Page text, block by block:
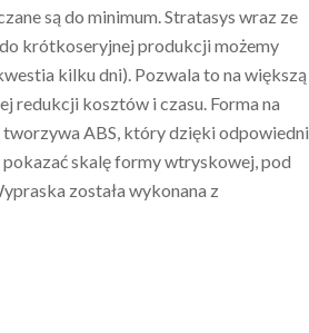
są do minimum. Stratasys wraz ze
krótkoseryjnej produkcji możemy
kilku dni). Pozwala to na większą
redukcji kosztów i czasu. Forma na
tworzywa ABS, który dzięki
skalę formy wtryskowej, pod
została wykonana z